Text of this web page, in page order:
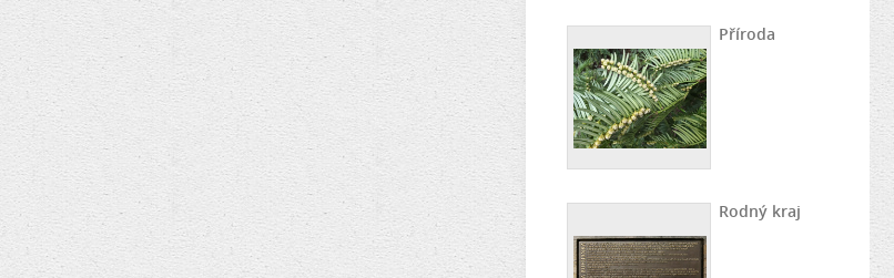
Příroda
Rodný kraj